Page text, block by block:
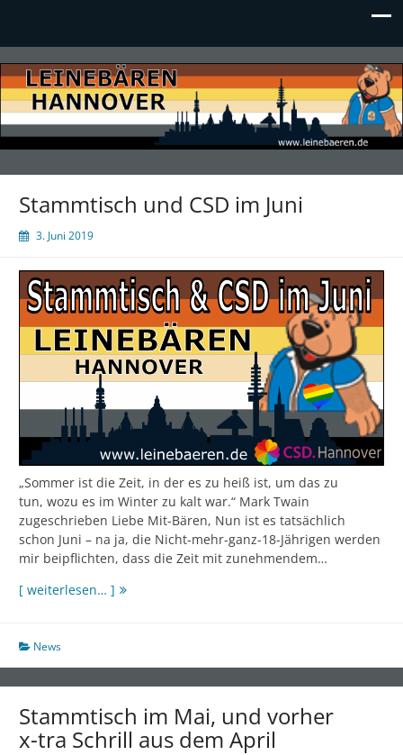
LEINEBÄREN Hannover
Stammtisch und CSD im Juni
3. Juni 2019
„Sommer ist die Zeit, in der es zu heiß ist, um das zu
tun, wozu es im Winter zu kalt war.“ Mark Twain
zugeschrieben Liebe Mit-Bären, Nun ist es tatsächlich
schon Juni – na ja, die Nicht-mehr-ganz-18-Jährigen werden
mir beipflichten, dass die Zeit mit zunehmendem…
[ weiterlesen… ] Stammtisch
Juni
News
Stammtisch im Mai, und vorher
x-tra Schrill aus dem April